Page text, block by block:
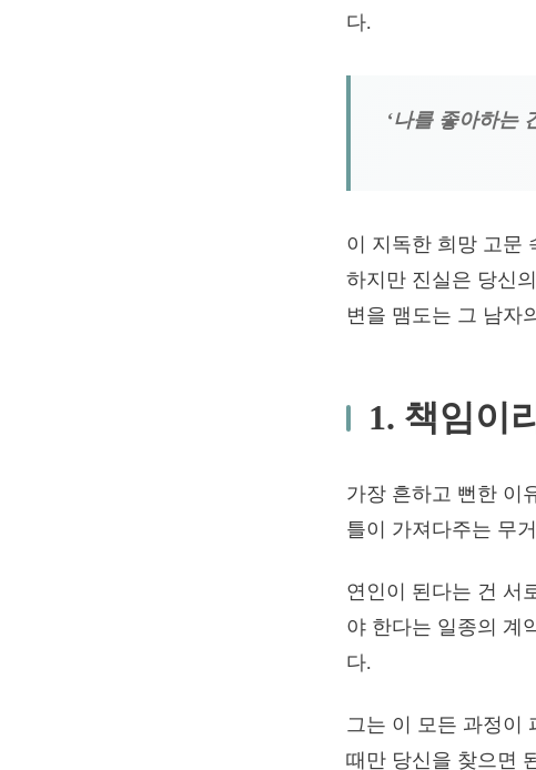
다.
‘나를 좋아하는
이 지독한 희망 고문
하지만 진실은 당신
변을 맴도는 그 남자
1. 책임이
가장 흔하고 뻔한 이
틀이 가져다주는 무
연인이 된다는 건 서
야 한다는 일종의 계
다.
그는 이 모든 과정이
때만 당신을 찾으면